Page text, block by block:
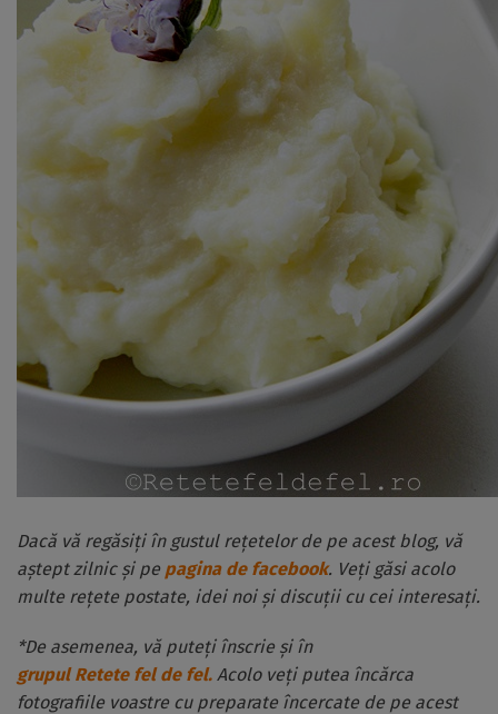
Dacă vă regăsiți în gustul rețetelor de pe acest blog, vă
aștept zilnic și pe pagina de facebook. Veți găsi acolo
multe rețete postate, idei noi și discuții cu cei interesați.
*De asemenea, vă puteți înscrie și în
grupul Retete fel de fel. Acolo veți putea încărca
fotografiile voastre cu preparate încercate de pe acest